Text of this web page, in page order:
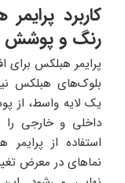
کاربرد
رنگ و پوشش
پرایمر هبلکس
بلوک‌های هبلکس
یک لایه واسط، از
داخلی و خارجی را
استفاده از
نماهای در معرض